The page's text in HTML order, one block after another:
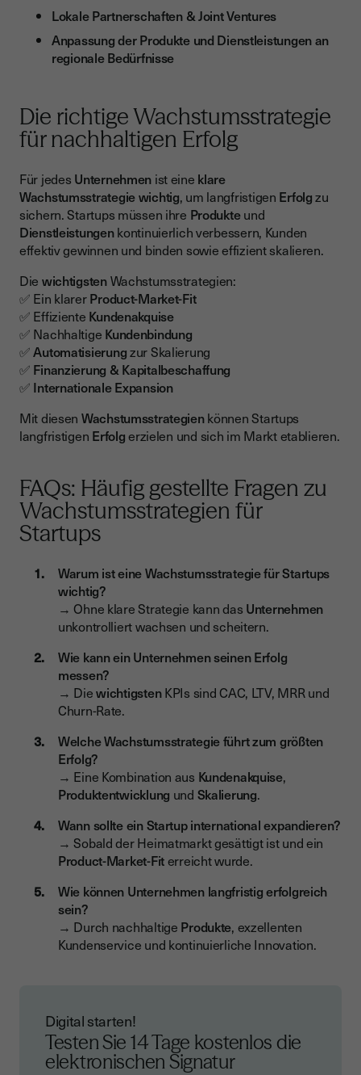
Lokale Partnerschaften & Joint Ventures
Anpassung der Produkte und Dienstleistungen an
regionale Bedürfnisse
Die richtige Wachstumsstrategie
für nachhaltigen Erfolg
Für jedes Unternehmen ist eine klare
Wachstumsstrategie wichtig, um langfristigen Erfolgzu
sichern. Startups müssen ihre Produkteund
Dienstleistungenkontinuierlich verbessern, Kunden
effektiv gewinnen und binden sowie effizient skalieren.
Die wichtigstenWachstumsstrategien:
✅ Ein klarerProduct-Market-Fit
✅ Effiziente Kundenakquise
✅ Nachhaltige Kundenbindung
✅Automatisierungzur Skalierung
✅ Finanzierung & Kapitalbeschaffung
✅ Internationale Expansion
Mit diesen Wachstumsstrategienkönnen Startups
langfristigen Erfolgerzielen und sich im Markt etablieren.
FAQs: Häufig gestellte Fragen zu
Wachstumsstrategien für
Startups
Warum ist eine Wachstumsstrategie für Startups
wichtig?
→ Ohne klare Strategie kann das Unternehmen
unkontrolliert wachsen und scheitern.
Wie kann ein Unternehmen seinen Erfolg
messen?
→ DiewichtigstenKPIs sind CAC, LTV, MRR und
Churn-Rate.
Welche Wachstumsstrategie führt zum größten
Erfolg?
→ Eine Kombination aus Kundenakquise,
Produktentwicklung und Skalierung.
Wann sollte ein Startup international expandieren?
→ Sobald der Heimatmarkt gesättigt ist und ein
Product-Market-Fiterreicht wurde.
Wie können Unternehmen langfristig erfolgreich
sein?
→ Durch nachhaltige Produkte, exzellenten
Kundenservice und kontinuierliche Innovation.
Digital starten!
Testen Sie 14 Tage kostenlos die
elektronischen Signatur